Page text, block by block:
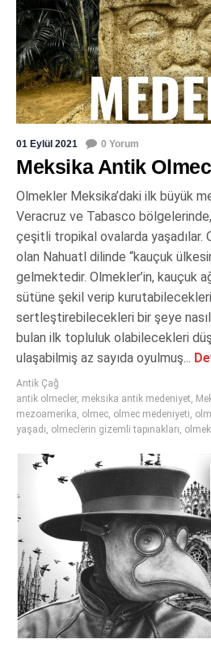
01 Eylül 2021 0 Yorum
Meksika Antik
Olmekler Meksika’daki ilk büyük
Veracruz ve Tabasco
çeşitli tropikal ovalarda yaşadılar.
olan Nahuatl dilinde “kauçuk
gelmektedir. Olmekler’in, kauçuk
sütüne şekil verip
sertleştirebilecekleri bir şeye
bulan ilk topluluk olabilecekleri
ulaşabilmiş az sayıda oyulmuş...
Antik Çağ
antik olmecler, meksika antik medeniyet,
mezoamerika, olmec, olmec medeniyeti,
yaşadı, olmeclerin gizemli tapınakları,